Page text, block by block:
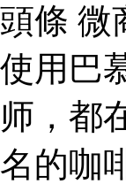
頭條 微
使用巴
师，都
名的咖